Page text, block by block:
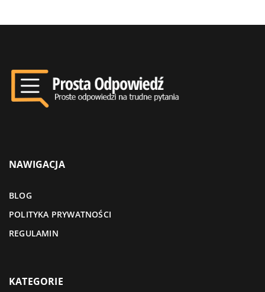
NAWIGACJA
BLOG
POLITYKA PRYWATNOŚCI
REGULAMIN
KATEGORIE